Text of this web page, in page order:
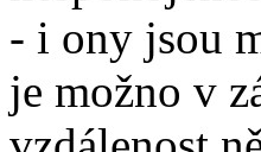
- i ony jsou
je možno v